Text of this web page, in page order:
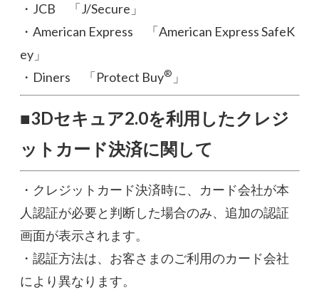
・JCB 「J/Secure」
・American Express 「American Express SafeK
ey」
・Diners 「Protect Buy® 」
■3Dセキュア2.0を利用したクレジ
ットカード決済に関して
・クレジットカード決済時に、カード会社が本
人認証が必要と判断した場合のみ、追加の認証
画面が表示されます。
・認証方法は、お客さまのご利用のカード会社
により異なります。